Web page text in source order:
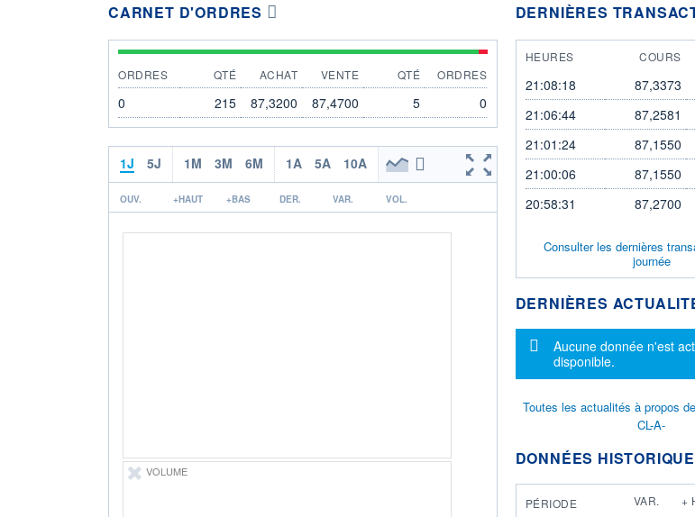
CARNET D'ORDRES
ORDRES QTÉ ACHAT VENTE QTÉ ORDRES
0 215 87,3200 87,4700 5 0
1J 5J 1M 3M 6M 1A 5A 10A
OUV. +HAUT +BAS DER. VAR. VOL.
VOLUME
DERNIÈRES
HEURES COURS
21:08:18 87,3373
21:06:44
87,2581
21:01:24
87,1550
21:00:06
87,1550
20:58:31
87,2700
Consulter les dernières
journée
DERNIÈRES
Message
Aucune donnée n'est
disponible.
Toutes les actualités à propos
CL-A-
DONNÉES
PÉRIODE VAR. +